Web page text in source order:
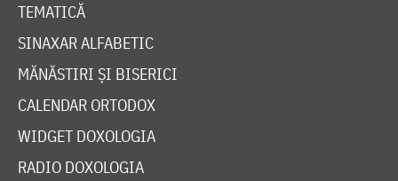
TEMATICĂ
SINAXAR ALFABETIC
MĂNĂSTIRI ȘI BISERICI
CALENDAR ORTODOX
WIDGET DOXOLOGIA
RADIO DOXOLOGIA